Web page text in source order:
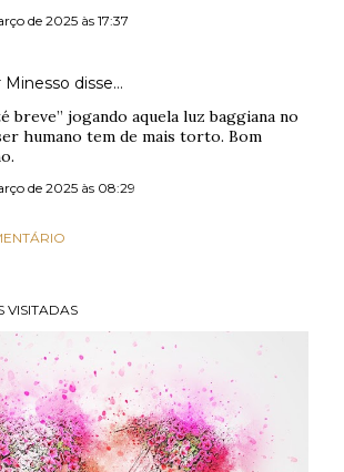
de 2025 às 17:37
Minesso disse…
breve” jogando aquela luz baggiana no
humano tem de mais torto. Bom
de 2025 às 08:29
VISITADAS